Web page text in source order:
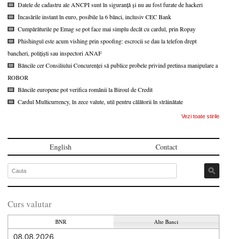
Datele de cadastru ale ANCPI sunt în siguranță și nu au fost furate de hackeri
Încasările instant în euro, posibile la 6 bănci, inclusiv CEC Bank
Cumpărăturile pe Emag se pot face mai simplu decât cu cardul, prin Ropay
Phishingul este acum vishing prin spoofing: escrocii se dau la telefon drept
bancheri, polițiști sau inspectori ANAF
Băncile cer Consiliului Concurenței să publice probele privind pretinsa manipulare a
ROBOR
Băncile europene pot verifica românii la Biroul de Credit
Cardul Multicurrency, în zece valute, util pentru călătorii în străinătate
Vezi toate stirile
English Contact
Curs valutar
BNR Alte Banci
08.08.2026